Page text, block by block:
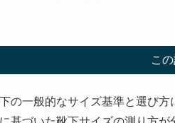
こ
の一般的なサイズ基準と選び